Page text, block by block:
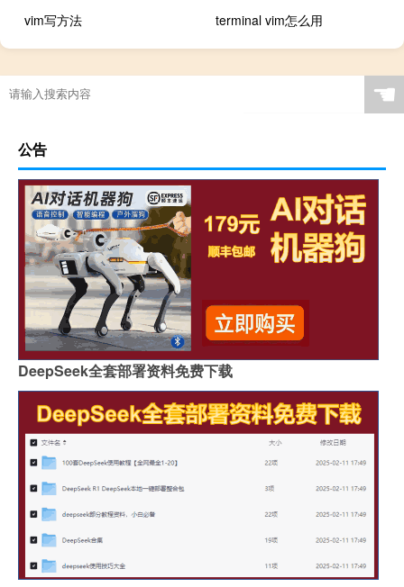
vim写方法
terminal vim怎么用
☚
公告
DeepSeek全套部署资料免费下载